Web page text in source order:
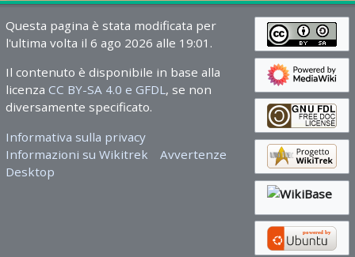
Questa pagina è stata modificata per
l'ultima volta il 6 ago 2026 alle 19:01.
Il contenuto è disponibile in base alla
licenza CC BY-SA 4.0 e GFDL, se non
diversamente specificato.
Informativa sulla privacy
Informazioni su Wikitrek
Avvertenze
Desktop